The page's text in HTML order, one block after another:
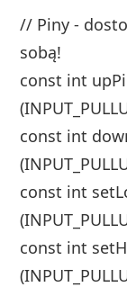
// Piny -
sobą!
const int
const int
const int
const int